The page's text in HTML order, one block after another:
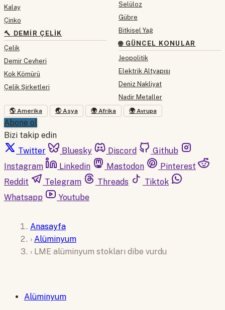
Kalay
Çinko
🔨 DEMIR ÇELIK
Çelik
Demir Cevheri
Kok Kömürü
Çelik Şirketleri
Selüloz
Gübre
Bitkisel Yağ
🌐 GÜNCEL KONULAR
Jeopolitik
Elektrik Altyapısı
Deniz Nakliyat
Nadir Metaller
🌎 Amerika 🌏 Asya 🌍 Afrika 🌍 Avrupa
Abone ol
Bizi takip edin
Twitter
Bluesky Discord
Github
Instagram
Linkedin Mastodon
Pinterest
Reddit
Telegram Threads
Tiktok
Whatsapp
Youtube
Anasayfa
› Alüminyum
› LME alüminyum stokları dibe vurdu
Alüminyum